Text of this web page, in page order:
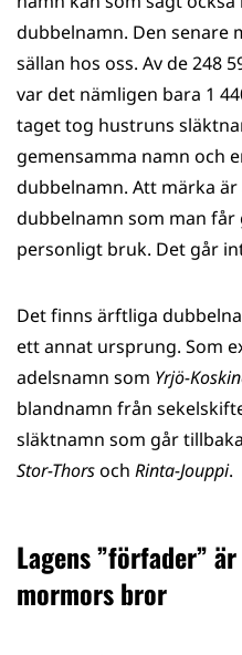
dubbelnamn. Den senare
sällan hos oss. Av de 248
var det nämligen bara 1
taget tog hustruns
gemensamma namn och
dubbelnamn. Att märka
dubbelnamn som man
personligt bruk. Det går
Det finns ärftliga
ett annat ursprung. Som
adelsnamn som Yrjö-
blandnamn från
släktnamn som går
Stor-Thorsoch Rinta-Jouppi.
Lagens ”förfader”
mormors bror